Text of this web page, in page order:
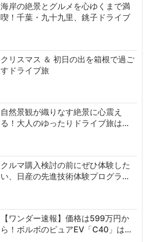
海岸の絶景とグルメを心ゆくまで満
喫！千葉・九十九里、銚子ドライブ
クリスマス ＆ 初日の出を箱根で過ご
すドライブ旅
自然景観が織りなす絶景に心震え
る！大人のゆったりドライブ旅は…
クルマ購入検討の前にぜひ体験した
い、日産の先進技術体験プログラ…
【ワンダー速報】価格は599万円か
ら！ボルボのピュアEV「C40」は…